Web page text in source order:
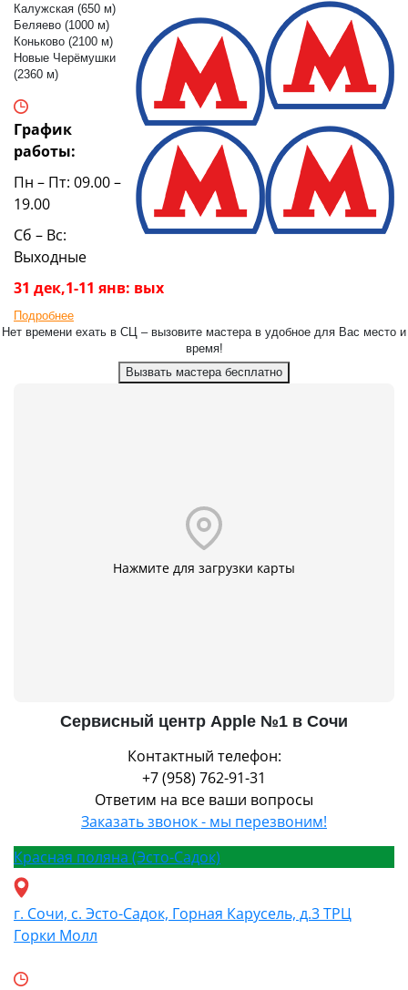
Калужская (650 м)
Беляево (1000 м)
Коньково (2100 м)
Новые Черёмушки
(2360 м)
График
работы:
Пн – Пт: 09.00 –
19.00
Сб – Вс:
Выходные
31 дек,1-11 янв: вых
Подробнее
Нет времени ехать в СЦ – вызовите мастера в удобное для Вас место и
время!
Вызвать мастера бесплатно
Нажмите для загрузки карты
Сервисный центр Apple №1 в Сочи
Контактный телефон:
+7 (958) 762-91-31
Ответим на все ваши вопросы
Заказать звонок - мы перезвоним!
Красная поляна (Эсто-Садок)
г. Сочи, с. Эсто-Садок, Горная Карусель, д.3 ТРЦ
Горки Молл